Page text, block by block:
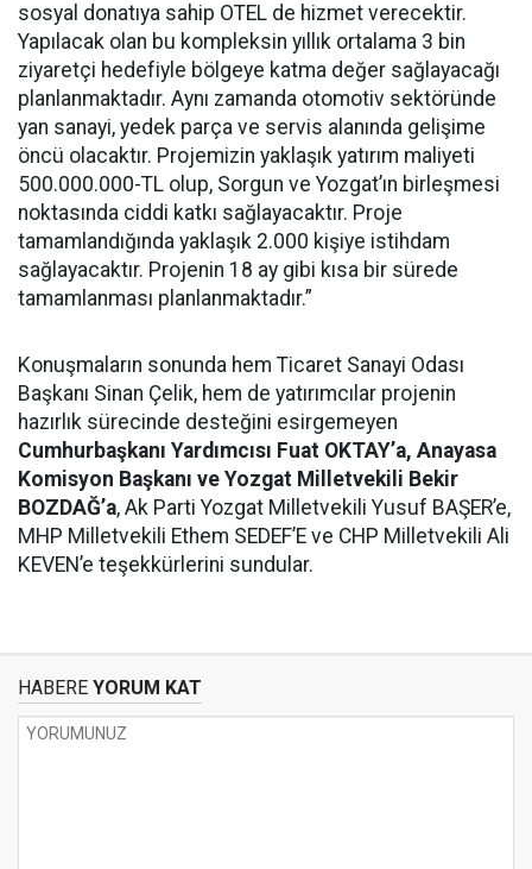
sosyal donatıya sahip OTEL de hizmet verecektir.
Yapılacak olan bu kompleksin yıllık ortalama 3 bin
ziyaretçi hedefiyle bölgeye katma değer sağlayacağı
planlanmaktadır. Aynı zamanda otomotiv sektöründe
yan sanayi, yedek parça ve servis alanında gelişime
öncü olacaktır. Projemizin yaklaşık yatırım maliyeti
500.000.000-TL olup, Sorgun ve Yozgat’ın birleşmesi
noktasında ciddi katkı sağlayacaktır. Proje
tamamlandığında yaklaşık 2.000 kişiye istihdam
sağlayacaktır. Projenin 18 ay gibi kısa bir sürede
tamamlanması planlanmaktadır.”
Konuşmaların sonunda hem Ticaret Sanayi Odası
Başkanı Sinan Çelik, hem de yatırımcılar projenin
hazırlık sürecinde desteğini esirgemeyen
Cumhurbaşkanı Yardımcısı Fuat OKTAY’a, Anayasa
Komisyon Başkanı ve Yozgat Milletvekili Bekir
BOZDAĞ’a, Ak Parti Yozgat Milletvekili Yusuf BAŞER’e,
MHP Milletvekili Ethem SEDEF’E ve CHP Milletvekili Ali
KEVEN’e teşekkürlerini sundular.
HABERE YORUM KAT